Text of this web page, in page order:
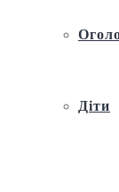
Діти